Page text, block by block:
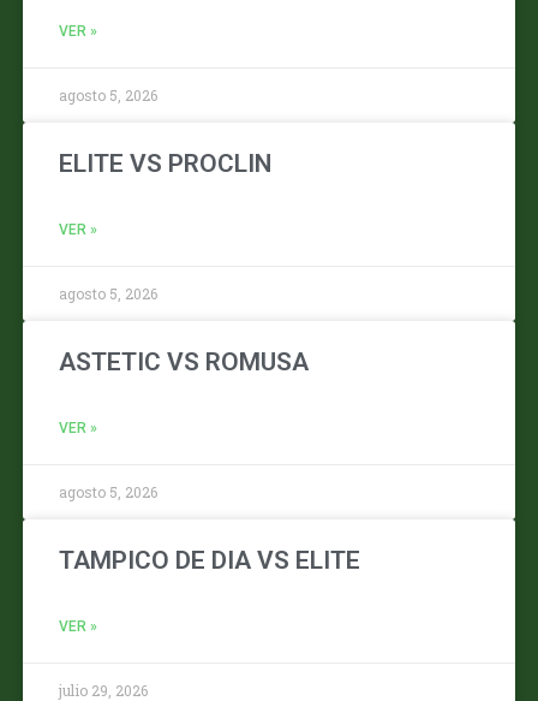
VER »
agosto 5, 2026
ELITE VS PROCLIN
VER »
agosto 5, 2026
ASTETIC VS ROMUSA
VER »
agosto 5, 2026
TAMPICO DE DIA VS ELITE
VER »
julio 29, 2026